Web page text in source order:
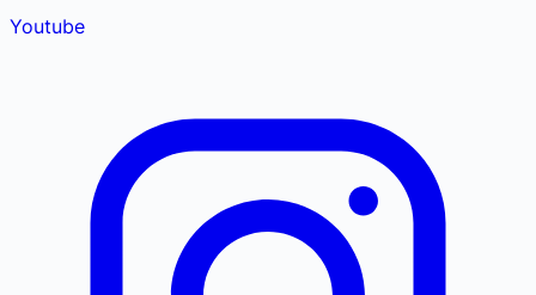
Youtube